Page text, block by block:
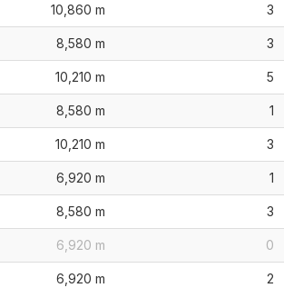
10,860 m 3
8,580 m 3
10,210 m 5
8,580 m 1
10,210 m 3
6,920 m 1
8,580 m 3
6,920 m 0
6,920 m 2